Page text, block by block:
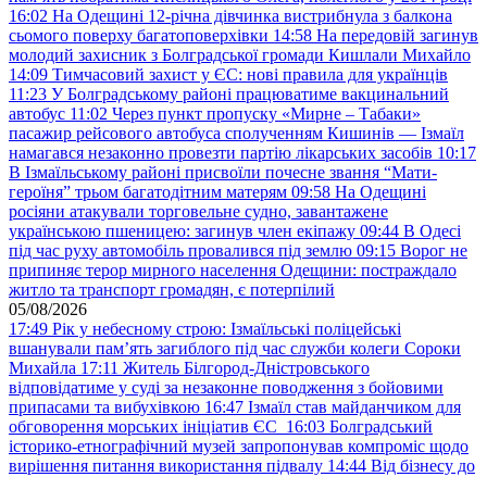
16:02 На Одещині 12-річна дівчинка вистрибнула з балкона
сьомого поверху багатоповерхівки 14:58 На передовій загинув
молодий захисник з Болградської громади Кишлали Михайло
14:09 Тимчасовий захист у ЄС: нові правила для українців
11:23 У Болградському районі працюватиме вакцинальний
автобус 11:02 Через пункт пропуску «Мирне – Табаки»
пасажир рейсового автобуса сполученням Кишинів — Ізмаїл
намагався незаконно провезти партію лікарських засобів 10:17
В Ізмаїльському районі присвоїли почесне звання “Мати-
героїня” трьом багатодітним матерям 09:58 На Одещині
росіяни атакували торговельне судно, завантажене
українською пшеницею: загинув член екіпажу 09:44 В Одесі
під час руху автомобіль провалився під землю 09:15 Ворог не
припиняє терор мирного населення Одещини: постраждало
житло та транспорт громадян, є потерпілий
05/08/2026
17:49 Рік у небесному строю: Ізмаїльські поліцейські
вшанували пам’ять загиблого під час служби колеги Сороки
Михайла 17:11 Житель Білгород-Дністровського
відповідатиме у суді за незаконне поводження з бойовими
припасами та вибухівкою 16:47 Ізмаїл став майданчиком для
обговорення морських ініціатив ЄС 16:03 Болградський
історико-етнографічний музей запропонував компроміс щодо
вирішення питання використання підвалу 14:44 Від бізнесу до